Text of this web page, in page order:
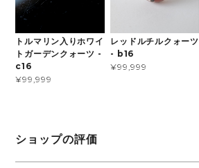
トルマリン入りホワイ
トガーデンクォーツ -
c16
¥99,999
レッドルチルクォーツ
- b16
¥99,999
ショップの評価